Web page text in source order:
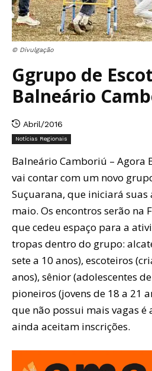
© Divulgação
Ggrupo de
Balneário
Abril/2016
Notícias Regionais
Balneário Camboriú – Agora
vai contar com um novo
Suçuarana, que iniciará
maio. Os encontros serão na
que cedeu espaço para a
tropas dentro do grupo:
sete a 10 anos), escoteiros
anos), sênior (adolescentes
pioneiros (jovens de 18 a 21
que não possui mais vagas é
ainda aceitam inscrições.